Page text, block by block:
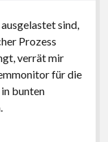
sind,
Prozess
verrät mir
für die
bunten